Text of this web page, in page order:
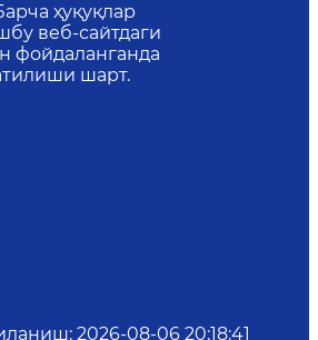
ҳуқуқлар
веб-сайтдаги
фойдаланганда
шарт.
: 2026-08-06 20:18:41